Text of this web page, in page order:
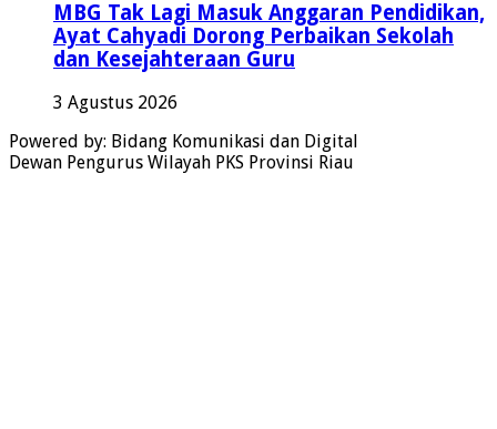
MBG Tak Lagi Masuk Anggaran Pendidikan,
Ayat Cahyadi Dorong Perbaikan Sekolah
dan Kesejahteraan Guru
3 Agustus 2026
Powered by: Bidang Komunikasi dan Digital
Dewan Pengurus Wilayah PKS Provinsi Riau